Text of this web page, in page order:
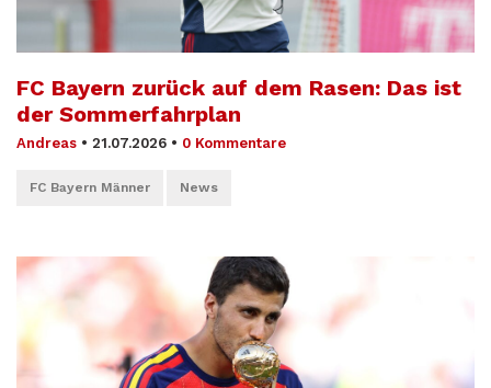
FC Bayern zurück auf dem Rasen: Das ist
der Sommerfahrplan
Andreas • 21.07.2026 • 0 Kommentare
FC Bayern Männer News